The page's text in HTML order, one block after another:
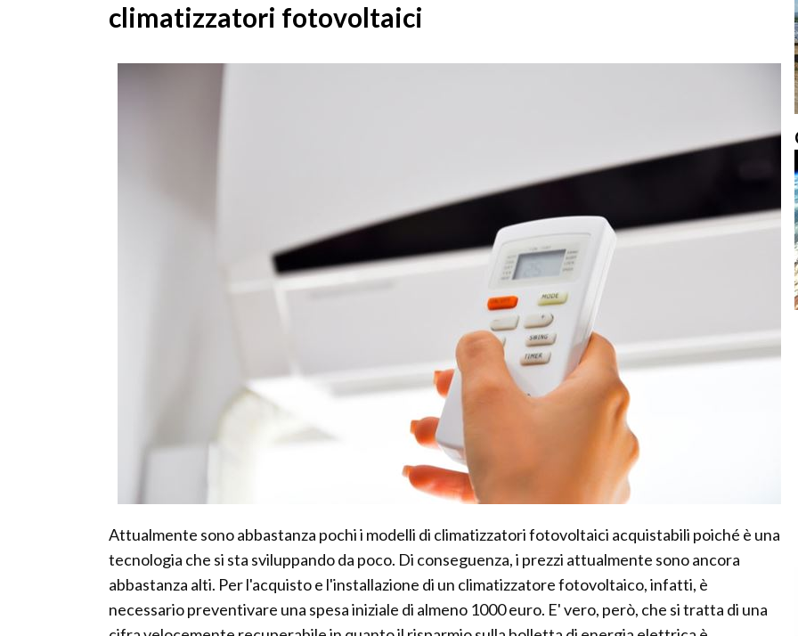
climatizzatori fotovoltaici
Attualmente sono abbastanza pochi i modelli di climatizzatori fotovoltaici acquistabili poiché è una
tecnologia che si sta sviluppando da poco. Di conseguenza, i prezzi attualmente sono ancora
abbastanza alti. Per l'acquisto e l'installazione di un climatizzatore fotovoltaico, infatti, è
necessario preventivare una spesa iniziale di almeno 1000 euro. E' vero, però, che si tratta di una